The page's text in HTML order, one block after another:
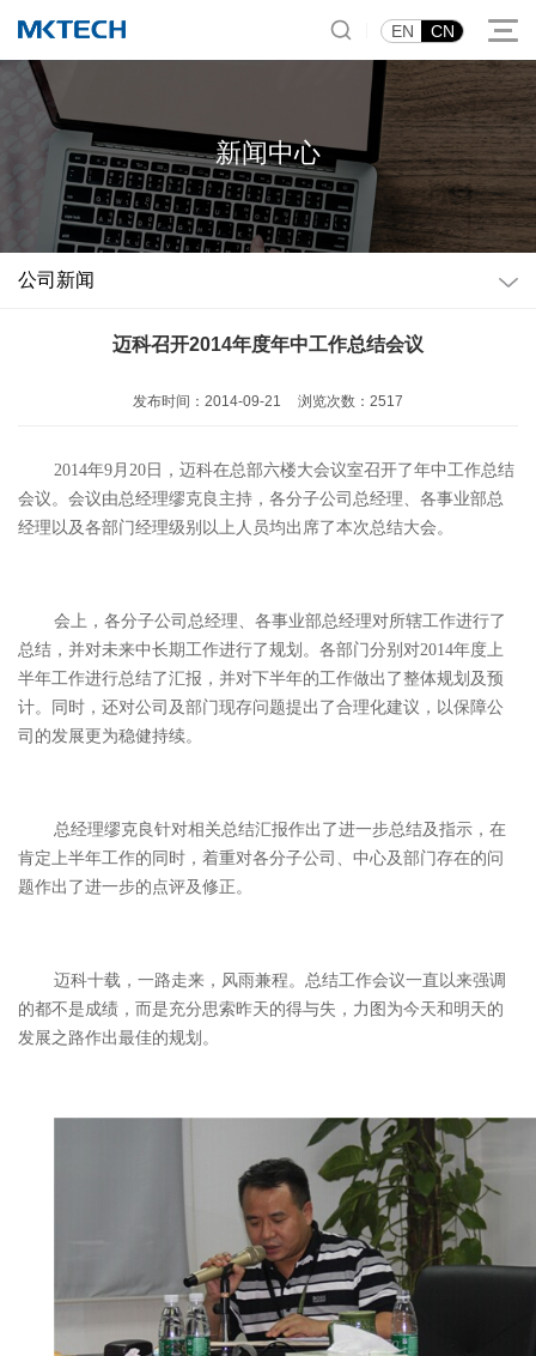
EN CN
新闻中心
公司新闻
迈科召开2014年度年中工作总结会议
发布时间：2014-09-21 浏览次数：2517
2014年9月20日，迈科在总部六楼大会议室召开了年中工作总结
会议。会议由总经理缪克良主持，各分子公司总经理、各事业部总
经理以及各部门经理级别以上人员均出席了本次总结大会。
会上，各分子公司总经理、各事业部总经理对所辖工作进行了
总结，并对未来中长期工作进行了规划。各部门分别对2014年度上
半年工作进行总结了汇报，并对下半年的工作做出了整体规划及预
计。同时，还对公司及部门现存问题提出了合理化建议，以保障公
司的发展更为稳健持续。
总经理缪克良针对相关总结汇报作出了进一步总结及指示，在
肯定上半年工作的同时，着重对各分子公司、中心及部门存在的问
题作出了进一步的点评及修正。
迈科十载，一路走来，风雨兼程。总结工作会议一直以来强调
的都不是成绩，而是充分思索昨天的得与失，力图为今天和明天的
发展之路作出最佳的规划。